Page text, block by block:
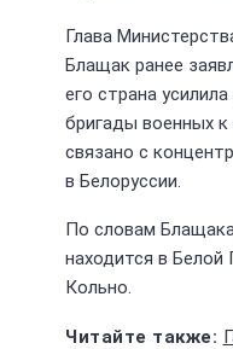
Глава
Блащак ранее
его страна
бригады военных
связано с
в Белоруссии.
По словам
находится в Белой
Кольно.